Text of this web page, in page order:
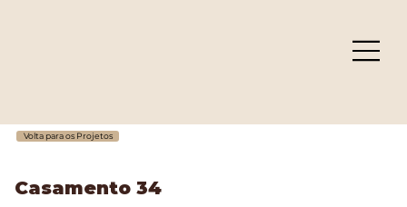
Casamento 34
Volta para os Projetos